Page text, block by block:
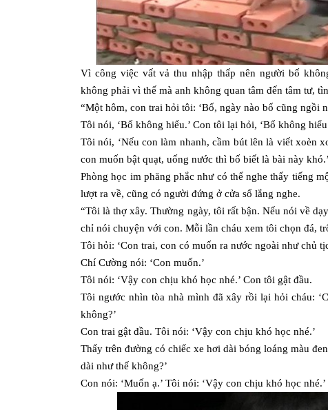
Vì công việc vất vả thu nhập thấp nên người bố
không phải vì thế mà anh không quan tâm đến tâm tư,
“Một hôm, con trai hỏi tôi: ‘Bố, ngày nào bố cũng ngồi
Tôi nói, ‘Bố không hiểu.’ Con tôi lại hỏi, ‘Bố không
Tôi nói, ‘Nếu con làm nhanh, cầm bút lên là viết xoèn
con muốn bật quạt, uống nước thì bố biết là bài này
Phòng học im phăng phắc như có thể nghe thấy tiếng
lượt ra về, cũng có người đứng ở cửa sổ lắng nghe.
“Tôi là thợ xây. Thường ngày, tôi rất bận. Nếu nói về
chỉ nói chuyện với con. Mỗi lần cháu xem tôi chọn đá,
Tôi hỏi: ‘Con trai, con có muốn ra nước ngoài như chủ
Chí Cường nói: ‘Con muốn.’
Tôi nói: ‘Vậy con chịu khó học nhé.’ Con tôi gật đầu.
Tôi ngước nhìn tòa nhà mình đã xây rồi lại hỏi cháu:
không?’
Con trai gật đầu. Tôi nói: ‘Vậy con chịu khó học nhé.’
Thấy trên đường có chiếc xe hơi dài bóng loáng màu
dài như thế không?’
Con nói: ‘Muốn ạ.’ Tôi nói: ‘Vậy con chịu khó học nhé.’